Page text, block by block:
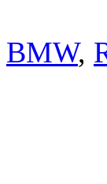
BMW,